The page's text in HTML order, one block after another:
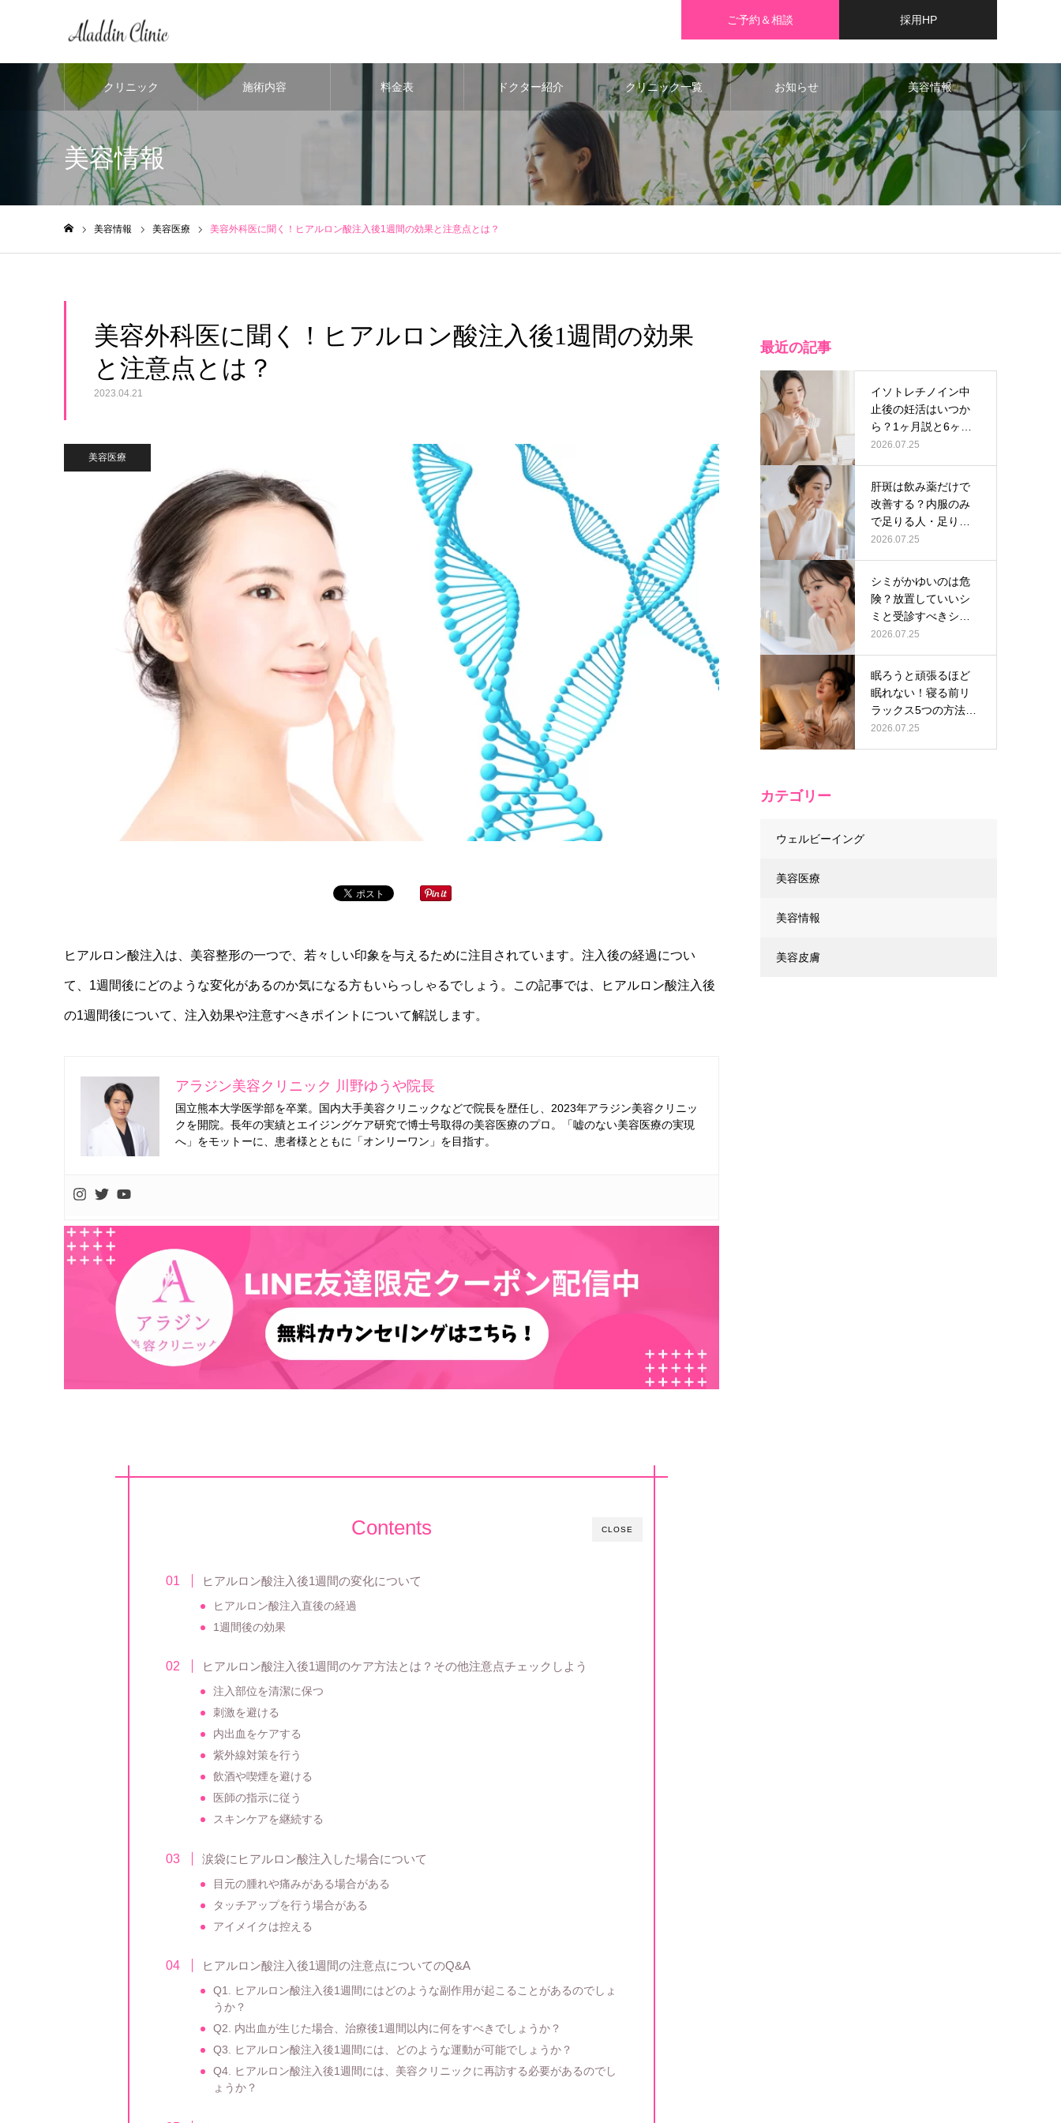
ご予約＆相談 採用HP
クリニック 施術内容 料金表 ドクター紹介 クリニック一覧 お知らせ 美容情報
美容情報
美容情報 美容医療 美容外科医に聞く！ヒアルロン酸注入後1週間の効果と注意点とは？
美容外科医に聞く！ヒアルロン酸注入後1週間の効果
と注意点とは？
2023.04.21
美容医療
ヒアルロン酸注入は、美容整形の一つで、若々しい印象を与えるために注目されています。注入後の経過につい
て、1週間後にどのような変化があるのか気になる方もいらっしゃるでしょう。この記事では、ヒアルロン酸注入後
の1週間後について、注入効果や注意すべきポイントについて解説します。
アラジン美容クリニック 川野ゆうや院長
国立熊本大学医学部を卒業。国内大手美容クリニックなどで院長を歴任し、2023年アラジン美容クリニッ
クを開院。長年の実績とエイジングケア研究で博士号取得の美容医療のプロ。「嘘のない美容医療の実現
へ」をモットーに、患者様とともに「オンリーワン」を目指す。
CLOSE
Contents
ヒアルロン酸注入後1週間の変化について
ヒアルロン酸注入直後の経過
1週間後の効果
ヒアルロン酸注入後1週間のケア方法とは？その他注意点チェックしよう
注入部位を清潔に保つ
刺激を避ける
内出血をケアする
紫外線対策を行う
飲酒や喫煙を避ける
医師の指示に従う
スキンケアを継続する
涙袋にヒアルロン酸注入した場合について
目元の腫れや痛みがある場合がある
タッチアップを行う場合がある
アイメイクは控える
ヒアルロン酸注入後1週間の注意点についてのQ&A
Q1. ヒアルロン酸注入後1週間にはどのような副作用が起こることがあるのでしょ
うか？
Q2. 内出血が生じた場合、治療後1週間以内に何をすべきでしょうか？
Q3. ヒアルロン酸注入後1週間には、どのような運動が可能でしょうか？
Q4. ヒアルロン酸注入後1週間には、美容クリニックに再訪する必要があるのでし
ょうか？
最近の記事
イソトレチノイン中
止後の妊活はいつか
ら？1ヶ月説と6ヶ月
説の根拠の…
2026.07.25
肝斑は飲み薬だけで
改善する？内服のみ
で足りる人・足りな
い人の判断軸…
2026.07.25
シミがかゆいのは危
険？放置していいシ
ミと受診すべきシミ
の見分け方
2026.07.25
眠ろうと頑張るほど
眠れない！寝る前リ
ラックス5つの方法と
逆効果なN…
2026.07.25
カテゴリー
ウェルビーイング
美容医療
美容情報
美容皮膚